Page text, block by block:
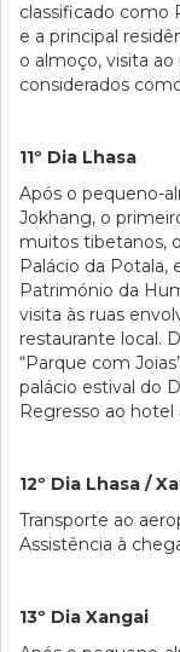
classificado como
e a principal
o almoço, visita
considerados
11º Dia Lhasa
Após o pequeno-
Jokhang, o
muitos tibetanos,
Palácio da Potala,
Património da
visita às ruas
restaurante local.
“Parque com
palácio estival do
Regresso ao
12º Dia Lhasa /
Transporte ao
Assistência à
13º Dia Xangai